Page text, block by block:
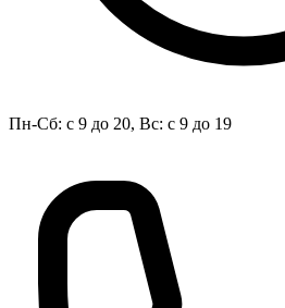
Пн-Сб: с 9 до 20, Вс: с 9 до 19